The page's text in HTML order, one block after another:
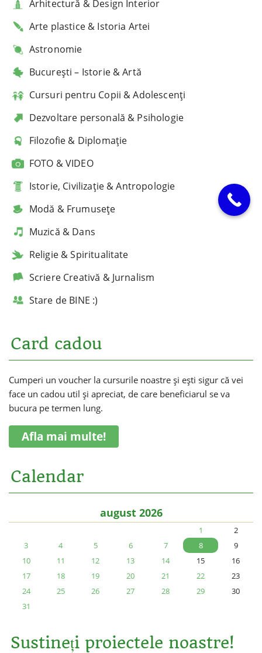
Arhitectură & Design Interior
Arte plastice & Istoria Artei
Astronomie
București – Istorie & Artă
Cursuri pentru Copii & Adolescenți
Dezvoltare personală & Psihologie
Filozofie & Diplomație
FOTO & VIDEO
Istorie, Civilizație & Antropologie
Modă & Frumusețe
Muzică & Dans
Religie & Spiritualitate
Scriere Creativă & Jurnalism
Stare de BINE :)
Card cadou
Cumperi un voucher la cursurile noastre și ești sigur că vei
face un cadou util și apreciat, de care beneficiarul se va
bucura pe termen lung.
Afla mai multe!
Calendar
august 2026
1
2
3
4 5 6 7 8
9
10
11 12 13 14 15
16
17
18 19 20 21 22
23
24
25 26 27 28 29
30
31
Sustineți proiectele noastre!